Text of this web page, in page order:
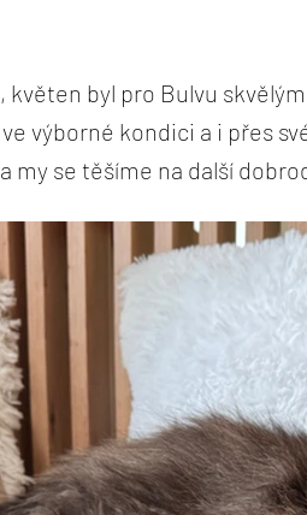
květen byl pro Bulvu
výborné kondici a i přes
my se těšíme na další